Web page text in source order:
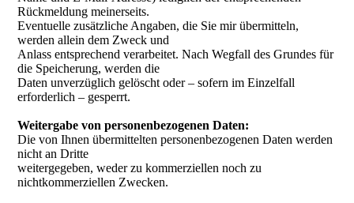
Rückmeldung meinerseits.
Eventuelle zusätzliche Angaben, die Sie mir übermitteln,
werden allein dem Zweck und
Anlass entsprechend verarbeitet. Nach Wegfall des Grundes für
die Speicherung, werden die
Daten unverzüglich gelöscht oder – sofern im Einzelfall
erforderlich – gesperrt.
Weitergabe von personenbezogenen Daten:
Die von Ihnen übermittelten personenbezogenen Daten werden
nicht an Dritte
weitergegeben, weder zu kommerziellen noch zu
nichtkommerziellen Zwecken.